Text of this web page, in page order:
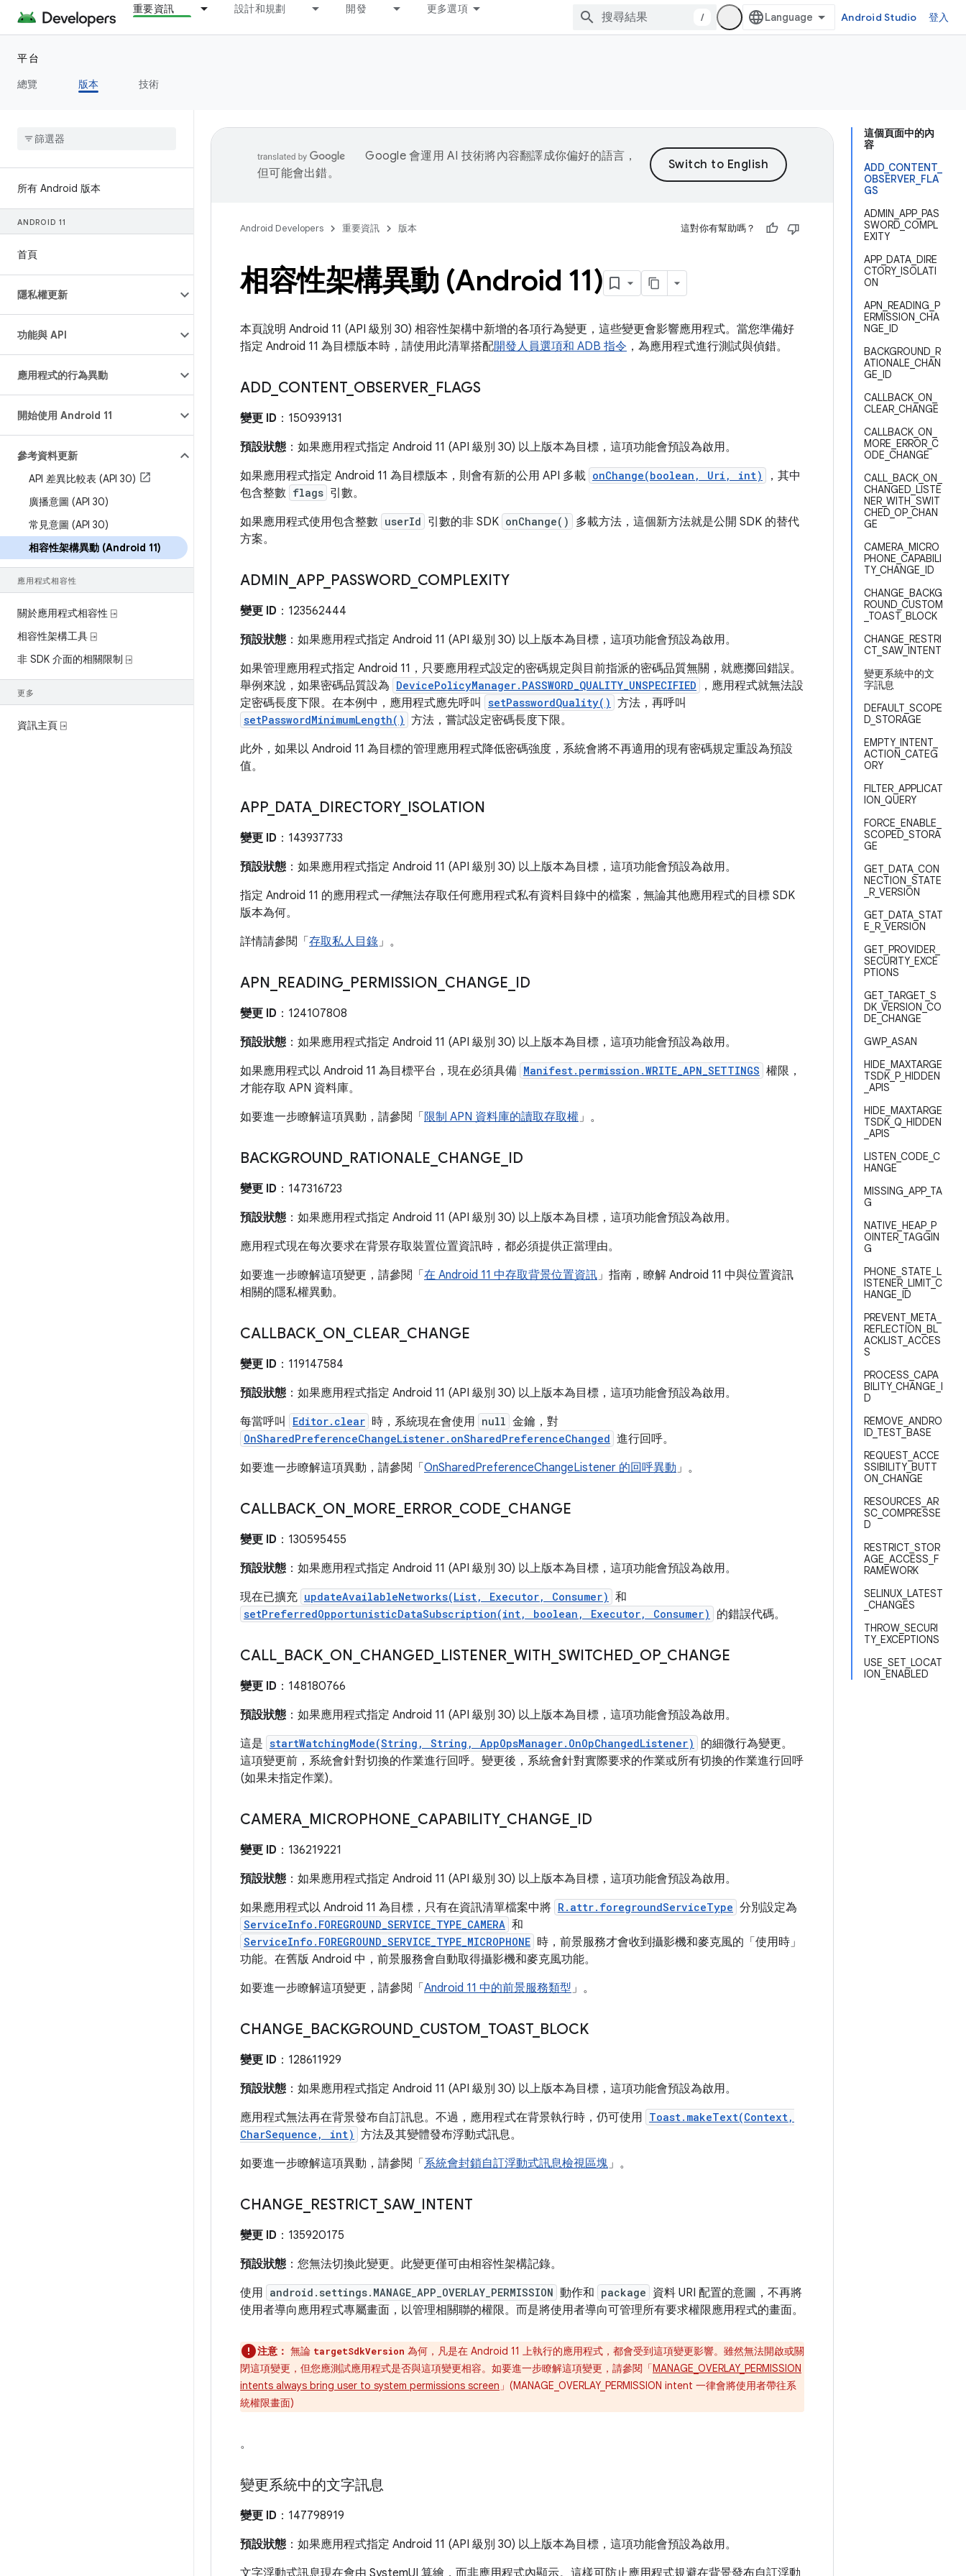
重要資訊 設計和規劃 開發 更多選項
/ Android Studio 登入
平台
總覽
版本 技術
所有 Android 版本
ANDROID 11
首頁
隱私權更新
功能與 API
應用程式的行為異動
開始使用 Android 11
參考資料更新
API 差異比較表 (API 30)
廣播意圖 (API 30)
常見意圖 (API 30)
相容性架構異動 (Android 11)
應用程式相容性
關於應用程式相容性 ⍈
相容性架構工具 ⍈
非 SDK 介面的相關限制 ⍈
更多
資訊主頁 ⍈
這個頁面中的內
容
ADD_CONTENT_
OBSERVER_FLA
GS
ADMIN_APP_PAS
SWORD_COMPL
EXITY
APP_DATA_DIRE
CTORY_ISOLATI
ON
APN_READING_P
ERMISSION_CHA
NGE_ID
BACKGROUND_R
ATIONALE_CHAN
GE_ID
CALLBACK_ON_
CLEAR_CHANGE
CALLBACK_ON_
MORE_ERROR_C
ODE_CHANGE
CALL_BACK_ON_
CHANGED_LISTE
NER_WITH_SWIT
CHED_OP_CHAN
GE
CAMERA_MICRO
PHONE_CAPABILI
TY_CHANGE_ID
CHANGE_BACKG
ROUND_CUSTOM
_TOAST_BLOCK
CHANGE_RESTRI
CT_SAW_INTENT
變更系統中的文
字訊息
DEFAULT_SCOPE
D_STORAGE
EMPTY_INTENT_
ACTION_CATEG
ORY
FILTER_APPLICAT
ION_QUERY
FORCE_ENABLE_
SCOPED_STORA
GE
GET_DATA_CON
NECTION_STATE
_R_VERSION
GET_DATA_STAT
E_R_VERSION
GET_PROVIDER_
SECURITY_EXCE
PTIONS
GET_TARGET_S
DK_VERSION_CO
DE_CHANGE
GWP_ASAN
HIDE_MAXTARGE
TSDK_P_HIDDEN
_APIS
HIDE_MAXTARGE
TSDK_Q_HIDDEN
_APIS
LISTEN_CODE_C
HANGE
MISSING_APP_TA
G
NATIVE_HEAP_P
OINTER_TAGGIN
G
PHONE_STATE_L
ISTENER_LIMIT_C
HANGE_ID
PREVENT_META_
REFLECTION_BL
ACKLIST_ACCES
S
PROCESS_CAPA
BILITY_CHANGE_I
D
REMOVE_ANDRO
ID_TEST_BASE
REQUEST_ACCE
SSIBILITY_BUTT
ON_CHANGE
RESOURCES_AR
SC_COMPRESSE
D
RESTRICT_STOR
AGE_ACCESS_F
RAMEWORK
SELINUX_LATEST
_CHANGES
THROW_SECURI
TY_EXCEPTIONS
USE_SET_LOCAT
ION_ENABLED
Google 會運用 AI 技術將內容翻譯成你偏好的語言，
但可能會出錯。
Android Developers 重要資訊 版本 這對你有幫助嗎？
相容性架構異動 (Android 11)
本頁說明 Android 11 (API 級別 30) 相容性架構中新增的各項行為變更，這些變更會影響應用程式。當您準備好
指定 Android 11 為目標版本時，請使用此清單搭配開發人員選項和 ADB 指令 ，為應用程式進行測試與偵錯。
ADD CONTENT_ OBSERVER FLAGS
變更 ID ：150939131
預設狀態：如果應用程式指定 Android 11 (API 級別 30) 以上版本為目標，這項功能會預設為啟用。
如果應用程式指定 Android 11 為目標版本，則會有新的公用 API 多載 onChange(boolean, Uri, int)
，其中
包含整數 flags 引數。
如果應用程式使用包含整數 userId 引數的非 SDK onChange()
多載方法，這個新方法就是公開 SDK 的替代
方案。
ADMIN APP_ PASSWORD COMPLEXITY
變更 ID ：123562444
預設狀態：如果應用程式指定 Android 11 (API 級別 30) 以上版本為目標，這項功能會預設為啟用。
如果管理應用程式指定 Android 11，只要應用程式設定的密碼規定與目前指派的密碼品質無關，就應擲回錯誤。
舉例來說，如果密碼品質設為 DevicePolicyManager.PASSWORD_QUALITY_UNSPECIFIED
，應用程式就無法設
定密碼長度下限。在本例中，應用程式應先呼叫
setPasswordQuality() 方法，再呼叫
setPasswordMinimumLength() 方法，嘗試設定密碼長度下限。
此外，如果以 Android 11 為目標的管理應用程式降低密碼強度，系統會將不再適用的現有密碼規定重設為預設
值。
APP_ DATA DIRECTORY_ ISOLATION
變更 ID ：143937733
預設狀態：如果應用程式指定 Android 11 (API 級別 30) 以上版本為目標，這項功能會預設為啟用。
指定 Android 11 的應用程式一律無法存取任何應用程式私有資料目錄中的檔案，無論其他應用程式的目標 SDK
版本為何。
詳情請參閱「 存取私人目錄」。
APN READING PERMISSION CHANGE ID
變更 ID ：124107808
預設狀態：如果應用程式指定 Android 11 (API 級別 30) 以上版本為目標，這項功能會預設為啟用。
如果應用程式以 Android 11 為目標平台，現在必須具備 Manifest.permission.WRITE_APN_SETTINGS 權限，
才能存取 APN 資料庫。
如要進一步瞭解這項異動，請參閱「 限制 APN 資料庫的讀取存取權」。
BACKGROUND RATIONALE CHANGE ID
變更 ID ：147316723
預設狀態：如果應用程式指定 Android 11 (API 級別 30) 以上版本為目標，這項功能會預設為啟用。
應用程式現在每次要求在背景存取裝置位置資訊時，都必須提供正當理由。
如要進一步瞭解這項變更，請參閱「 在 Android 11 中存取背景位置資訊」指南，瞭解 Android 11 中與位置資訊
相關的隱私權異動。
CALLBACK ON CLEAR CHANGE
變更 ID ：119147584
預設狀態：如果應用程式指定 Android 11 (API 級別 30) 以上版本為目標，這項功能會預設為啟用。
每當呼叫
Editor.clear 時，系統現在會使用 null 金鑰，對
OnSharedPreferenceChangeListener.onSharedPreferenceChanged 進行回呼。
如要進一步瞭解這項異動，請參閱「 OnSharedPreferenceChangeListener 的回呼異動」。
CALLBACK ON MORE ERROR CODE CHANGE
變更 ID ：130595455
預設狀態：如果應用程式指定 Android 11 (API 級別 30) 以上版本為目標，這項功能會預設為啟用。
現在已擴充 updateAvailableNetworks(List, Executor, Consumer) 和
setPreferredOpportunisticDataSubscription(int, boolean, Executor, Consumer) 的錯誤代碼。
CALL BACK ON CHANGED LISTENER WITH SWITCHED OP_ CHANGE
變更 ID ：148180766
預設狀態：如果應用程式指定 Android 11 (API 級別 30) 以上版本為目標，這項功能會預設為啟用。
這是 startWatchingMode(String, String, AppOpsManager.OnOpChangedListener)
的細微行為變更。
這項變更前，系統會針對切換的作業進行回呼。變更後，系統會針對實際要求的作業或所有切換的作業進行回呼
(如果未指定作業)。
CAMERA MICROPHONE CAPABILITY_ CHANGE ID
變更 ID ：136219221
預設狀態：如果應用程式指定 Android 11 (API 級別 30) 以上版本為目標，這項功能會預設為啟用。
如果應用程式以 Android 11 為目標，只有在資訊清單檔案中將 R.attr.foregroundServiceType 分別設定為
ServiceInfo.FOREGROUND_SERVICE_TYPE_CAMERA 和
ServiceInfo.FOREGROUND_SERVICE_TYPE_MICROPHONE 時，前景服務才會收到攝影機和麥克風的「使用時」
功能。在舊版 Android 中，前景服務會自動取得攝影機和麥克風功能。
如要進一步瞭解這項變更，請參閱「 Android 11 中的前景服務類型」。
CHANGE BACKGROUND CUSTOM TOAST_ BLOCK
變更 ID ：128611929
預設狀態：如果應用程式指定 Android 11 (API 級別 30) 以上版本為目標，這項功能會預設為啟用。
應用程式無法再在背景發布自訂訊息。不過，應用程式在背景執行時，仍可使用 Toast.makeText(Context,
CharSequence, int) 方法及其變體發布浮動式訊息。
如要進一步瞭解這項異動，請參閱「 系統會封鎖自訂浮動式訊息檢視區塊」。
CHANGE RESTRICT_ SAW_ INTENT
變更 ID ：135920175
預設狀態：您無法切換此變更。此變更僅可由相容性架構記錄。
使用 android.settings.MANAGE_APP_OVERLAY_PERMISSION 動作和 package 資料 URI 配置的意圖，不再將
使用者導向應用程式專屬畫面，以管理相關聯的權限。而是將使用者導向可管理所有要求權限應用程式的畫面。
注意： 無論 targetSdkVersion 為何，凡是在 Android 11 上執行的應用程式，都會受到這項變更影響。雖然無法開啟或關
閉這項變更，但您應測試應用程式是否與這項變更相容。如要進一步瞭解這項變更，請參閱「MANAGE_OVERLAY_PERMISSION
intents always bring user to system permissions screen 」(MANAGE_OVERLAY_PERMISSION intent 一律會將使用者帶往系
統權限畫面)
。
變更系統中的文字訊息
變更 ID ：147798919
預設狀態：如果應用程式指定 Android 11 (API 級別 30) 以上版本為目標，這項功能會預設為啟用。
文字浮動式訊息現在會由 SystemUI 算繪，而非應用程式內顯示。這樣可防止應用程式規避在背景發布自訂浮動